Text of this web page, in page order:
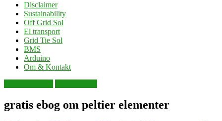
Disclaimer
Sustainability
Off Grid Sol
El transport
Grid Tie Sol
BMS
Arduino
Om & Kontakt
gratis ebog om peltier elementer